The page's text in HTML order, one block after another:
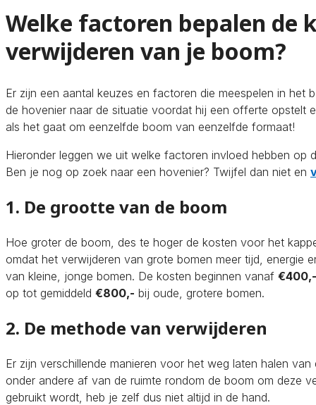
Welke factoren bepalen de
verwijderen van je boom?
Er zijn een aantal keuzes en factoren die meespelen in het
de hovenier naar de situatie voordat hij een offerte opstelt
als het gaat om eenzelfde boom van eenzelfde formaat!
Hieronder leggen we uit welke factoren invloed hebben op
Ben je nog op zoek naar een hovenier? Twijfel dan niet en
1. De grootte van de boom
Hoe groter de boom, des te hoger de kosten voor het
omdat het verwijderen van grote bomen meer tijd, energie
van kleine, jonge bomen. De kosten beginnen vanaf €400,-
op tot gemiddeld €800,- bij oude, grotere bomen.
2. De methode van verwijderen
Er zijn verschillende manieren voor het weg laten halen
onder andere af van de ruimte rondom de boom om deze
gebruikt wordt, heb je zelf dus niet altijd in de hand.